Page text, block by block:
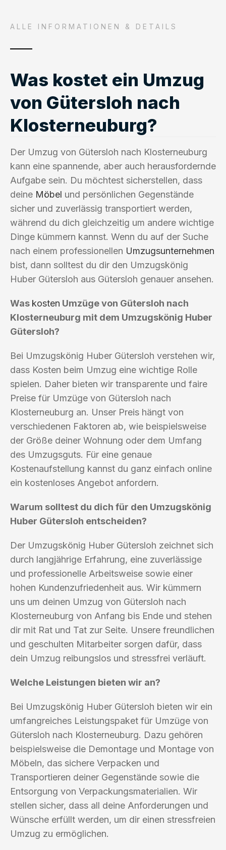
ALLE INFORMATIONEN & DETAILS
Was kostet ein Umzug
von Gütersloh nach
Klosterneuburg?
Der Umzug von Gütersloh nach Klosterneuburg
kann eine spannende, aber auch herausfordernde
Aufgabe sein. Du möchtest sicherstellen, dass
deine Möbel und persönlichen Gegenstände
sicher und zuverlässig transportiert werden,
während du dich gleichzeitig um andere wichtige
Dinge kümmern kannst. Wenn du auf der Suche
nach einem professionellen Umzugsunternehmen
bist, dann solltest du dir den Umzugskönig
Huber Gütersloh aus Gütersloh genauer ansehen.
Was kosten Umzüge von Gütersloh nach
Klosterneuburg mit dem Umzugskönig Huber
Gütersloh?
Bei Umzugskönig Huber Gütersloh verstehen wir,
dass Kosten beim Umzug eine wichtige Rolle
spielen. Daher bieten wir transparente und faire
Preise für Umzüge von Gütersloh nach
Klosterneuburg an. Unser Preis hängt von
verschiedenen Faktoren ab, wie beispielsweise
der Größe deiner Wohnung oder dem Umfang
des Umzugsguts. Für eine genaue
Kostenaufstellung kannst du ganz einfach online
ein kostenloses Angebot anfordern.
Warum solltest du dich für den Umzugskönig
Huber Gütersloh entscheiden?
Der Umzugskönig Huber Gütersloh zeichnet sich
durch langjährige Erfahrung, eine zuverlässige
und professionelle Arbeitsweise sowie einer
hohen Kundenzufriedenheit aus. Wir kümmern
uns um deinen Umzug von Gütersloh nach
Klosterneuburg von Anfang bis Ende und stehen
dir mit Rat und Tat zur Seite. Unsere freundlichen
und geschulten Mitarbeiter sorgen dafür, dass
dein Umzug reibungslos und stressfrei verläuft.
Welche Leistungen bieten wir an?
Bei Umzugskönig Huber Gütersloh bieten wir ein
umfangreiches Leistungspaket für Umzüge von
Gütersloh nach Klosterneuburg. Dazu gehören
beispielsweise die Demontage und Montage von
Möbeln, das sichere Verpacken und
Transportieren deiner Gegenstände sowie die
Entsorgung von Verpackungsmaterialien. Wir
stellen sicher, dass all deine Anforderungen und
Wünsche erfüllt werden, um dir einen stressfreien
Umzug zu ermöglichen.